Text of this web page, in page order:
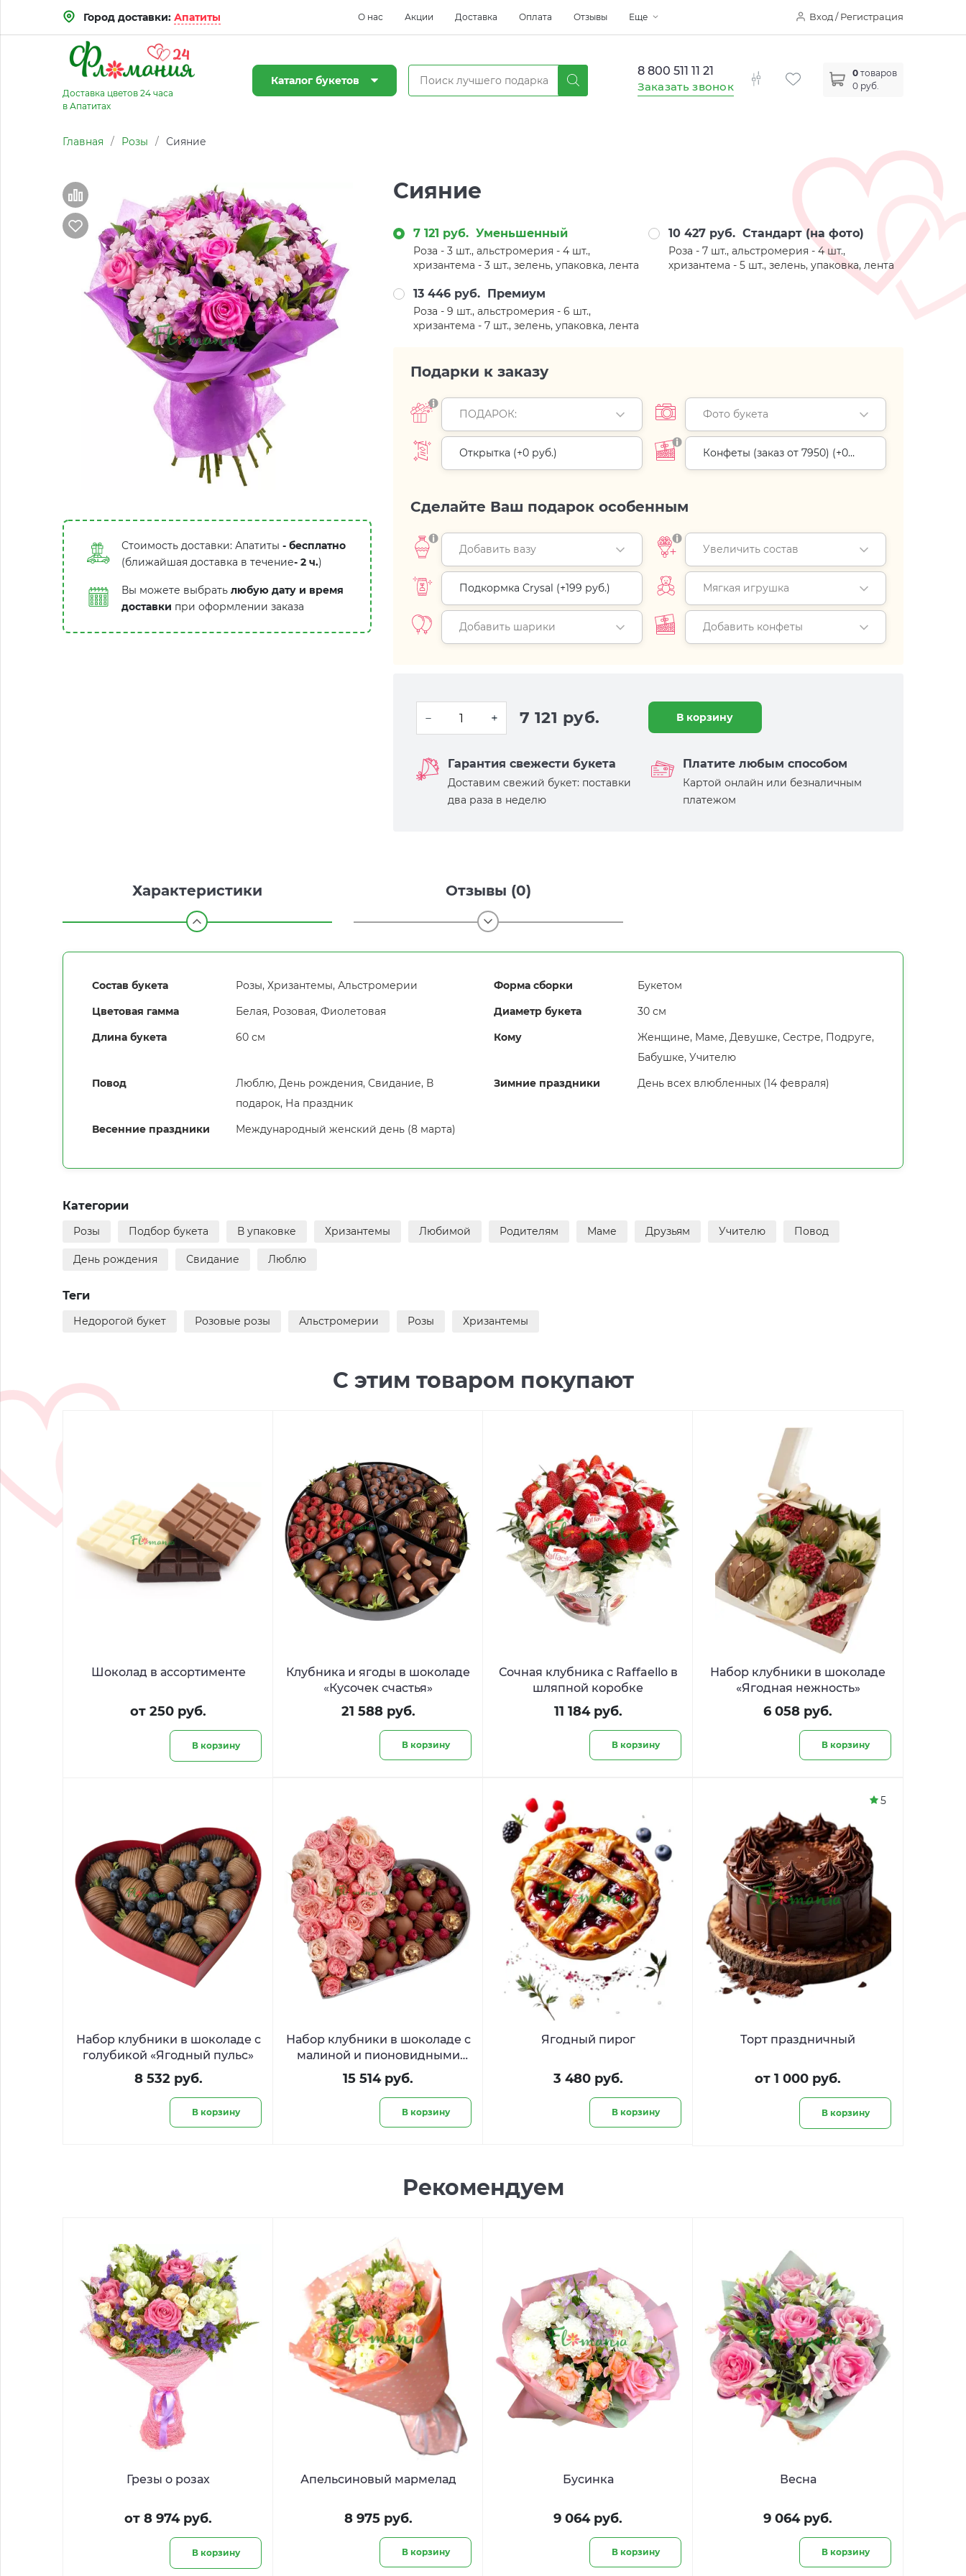
Вход / Регистрация
Город доставки: Апатиты О нас Акции Доставка Оплата Отзывы Еще
0 товаров
0 руб.
8 800 511 11 21
Заказать звонок
Доставка цветов 24 часа
в Апатитах
Каталог букетов
Главная / Розы / Сияние
Стоимость доставки: Апатиты - бесплатно
(ближайшая доставка в течение- 2 ч.)
Вы можете выбрать любую дату и время
доставки при оформлении заказа
Сияние
7 121 руб. Уменьшенный
Роза - 3 шт., альстромерия - 4 шт.,
хризантема - 3 шт., зелень, упаковка, лента
10 427 руб. Стандарт (на фото)
Роза - 7 шт., альстромерия - 4 шт.,
хризантема - 5 шт., зелень, упаковка, лента
13 446 руб. Премиум
Роза - 9 шт., альстромерия - 6 шт.,
хризантема - 7 шт., зелень, упаковка, лента
Подарки к заказу
ПОДАРОК: Фото букета
Открытка (+0 руб.) Конфеты (заказ от 7950) (+0
руб.)
Сделайте Ваш подарок особенным
Добавить вазу Увеличить состав
Подкормка Crysal (+199 руб.) Мягкая игрушка
Добавить шарики Добавить конфеты
7 121 руб. В корзину
Гарантия свежести букета
Доставим свежий букет: поставки
два раза в неделю
Платите любым способом
Картой онлайн или безналичным
платежом
Характеристики Отзывы (0)
Состав букета Розы, Хризантемы, Альстромерии Форма сборки
Букетом
Цветовая гамма
Белая, Розовая, Фиолетовая Диаметр букета
30 см
Длина букета
60 см Кому
Женщине, Маме, Девушке, Сестре, Подруге,
Бабушке, Учителю
Повод
Люблю, День рождения, Свидание, В
подарок, На праздник
Зимние праздники День всех влюбленных (14 февраля)
Весенние праздники Международный женский день (8 марта)
Категории
Розы Подбор букета В упаковке Хризантемы Любимой Родителям Маме Друзьям Учителю Повод
День рождения Свидание Люблю
Теги
Недорогой букет Розовые розы Альстромерии Розы Хризантемы
С этим товаром покупают
Шоколад в ассортименте
от 250 руб.
В корзину
Клубника и ягоды в шоколаде
«Кусочек счастья»
21 588 руб.
В корзину
Сочная клубника с Raffaello в
шляпной коробке
11 184 руб.
В корзину
Набор клубники в шоколаде
«Ягодная нежность»
6 058 руб.
В корзину
Набор клубники в шоколаде с
голубикой «Ягодный пульс»
8 532 руб.
В корзину
Набор клубники в шоколаде с
малиной и пионовидными
розами «Десерт для королевы​
»
15 514 руб.
В корзину
Ягодный пирог
3 480 руб.
В корзину
Торт праздничный
от 1 000 руб.
В корзину
5
Рекомендуем
Грезы о розах
от 8 974 руб.
В корзину
Апельсиновый мармелад
8 975 руб.
В корзину
Бусинка
9 064 руб.
В корзину
Весна
9 064 руб.
В корзину